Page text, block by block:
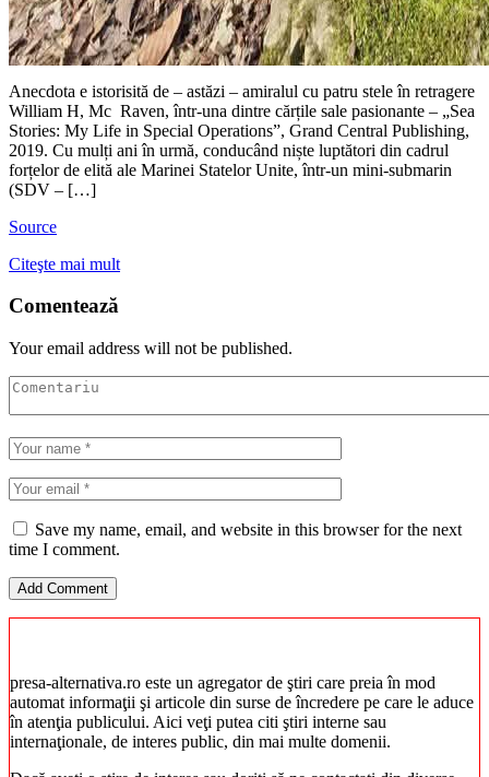
Anecdota e istorisită de – astăzi – amiralul cu patru stele în retragere
William H, Mc Raven, într-una dintre cărțile sale pasionante – „Sea
Stories: My Life in Special Operations”, Grand Central Publishing,
2019. Cu mulți ani în urmă, conducând niște luptători din cadrul
forțelor de elită ale Marinei Statelor Unite, într-un mini-submarin
(SDV – […]
Source
Citeşte mai mult
Comentează
Your email address will not be published.
Save my name, email, and website in this browser for the next
time I comment.
presa-alternativa.ro este un agregator de ştiri care preia în mod
automat informaţii şi articole din surse de încredere pe care le aduce
în atenţia publicului. Aici veţi putea citi ştiri interne sau
internaţionale, de interes public, din mai multe domenii.